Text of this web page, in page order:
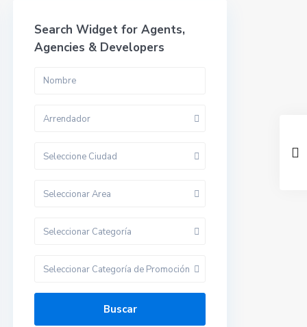
Search Widget for Agents,
Agencies & Developers
Arrendador
Seleccione Ciudad
Seleccionar Area
Seleccionar Categoría
Seleccionar Categoría de Promoción
Buscar